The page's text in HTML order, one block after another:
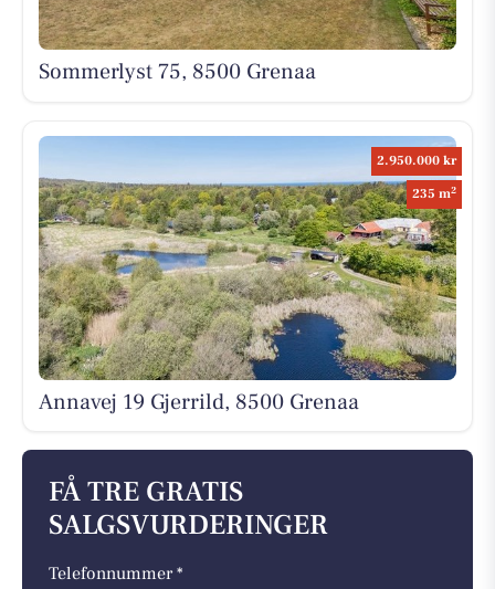
Sommerlyst 75, 8500 Grenaa
2.950.000 kr
235 m2
Annavej 19 Gjerrild, 8500 Grenaa
FÅ TRE GRATIS
SALGSVURDERINGER
Telefonnummer *